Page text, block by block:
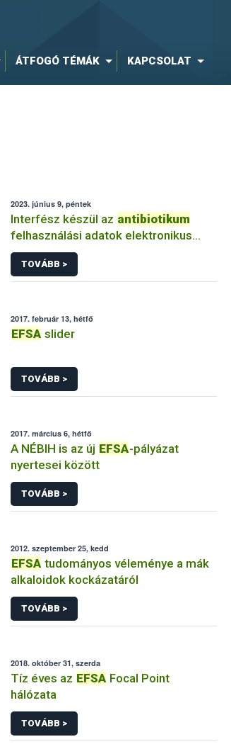
ÁTFOGÓ TÉMÁK KAPCSOLAT
2023. június 9, péntek
Interfész készül az antibiotikum
felhasználási adatok elektronikus
benyújtásához
TOVÁBB >
2017. február 13, hétfő
EFSA slider
TOVÁBB >
2017. március 6, hétfő
A NÉBIH is az új EFSA-pályázat
nyertesei között
TOVÁBB >
2012. szeptember 25, kedd
EFSA tudományos véleménye a mák
alkaloidok kockázatáról
TOVÁBB >
2018. október 31, szerda
Tíz éves az EFSA Focal Point
hálózata
TOVÁBB >